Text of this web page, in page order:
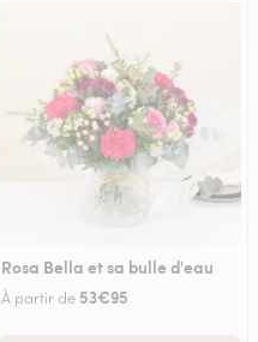
Rosa Bella et sa bulle d'eau
À partir de 53€95